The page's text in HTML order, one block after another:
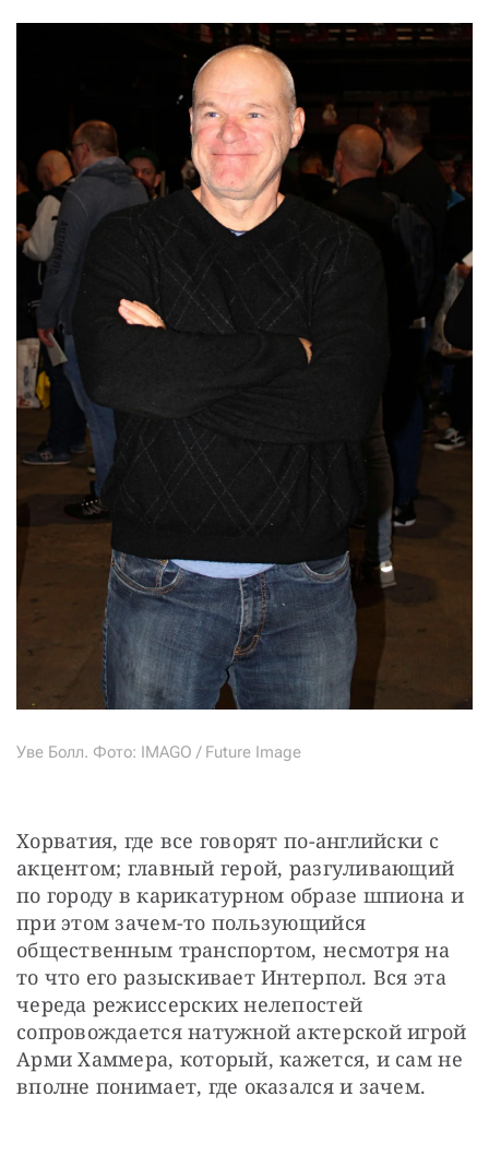
Уве Болл. Фото: IMAGO / Future Image
Хорватия, где все говорят по-английски с
акцентом; главный герой, разгуливающий
по городу в карикатурном образе шпиона и
при этом зачем-то пользующийся
общественным транспортом, несмотря на
то что его разыскивает Интерпол. Вся эта
череда режиссерских нелепостей
сопровождается натужной актерской игрой
Арми Хаммера, который, кажется, и сам не
вполне понимает, где оказался и зачем.